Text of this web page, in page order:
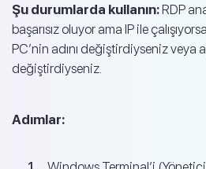
Şu durumlarda kullanın:RDP
başarısız oluyor ama IP ile
PC’nin adını değiştirdiyseniz veya
değiştirdiyseniz.
Adımlar: